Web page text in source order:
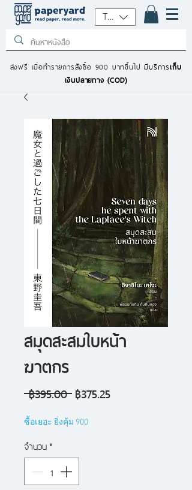
THB (฿)
ส่งฟรี เมื่อทำรายการสั่งซื้อ 900 บาทขึ้นไปมีบริการเก็บ
เงินปลายทาง (COD)
สมุดสะสมใบหน้า
ฆาตกร
฿395.00 ราคา
฿375.25ราคา
ซื้อเยอะ ยิ่งคุ้ม 900
จำนวน*